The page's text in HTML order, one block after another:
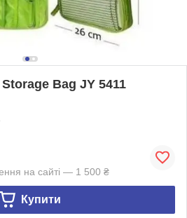
Bag JY 5411
на сайті — 1 500 ₴
Купити